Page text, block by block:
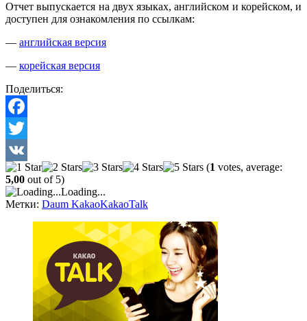
Отчет выпускается на двух языках, английском и корейском, и
доступен для ознакомления по ссылкам:
— английская версия
— корейская версия
Поделиться:
Facebook
Twitter
VK
(1 votes, average:
5,00 out of 5)
Loading...
Метки: Daum KakaoKakaoTalk